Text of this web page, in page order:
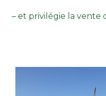
– et privilégie la vente